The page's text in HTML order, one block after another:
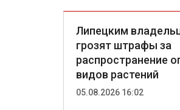
Липецким
грозят штрафы за
распространение
видов растений
05.08.2026 16:02